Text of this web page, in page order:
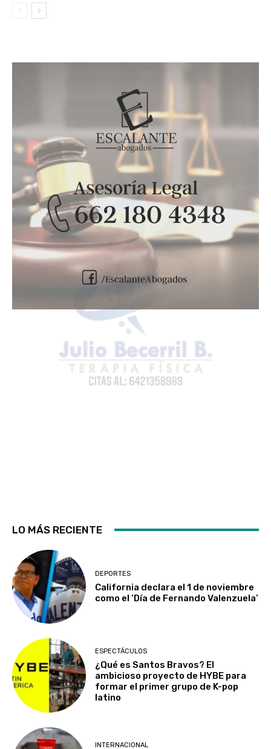
LO MÁS RECIENTE
DEPORTES
California declara el 1 de noviembre
como el ‘Día de Fernando Valenzuela’
ESPECTÁCULOS
¿Qué es Santos Bravos? El
ambicioso proyecto de HYBE para
formar el primer grupo de K-pop
latino
INTERNACIONAL